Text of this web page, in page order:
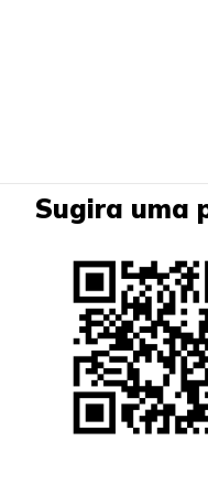
Sugira uma